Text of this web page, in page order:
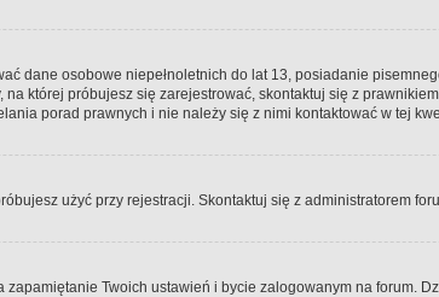
dane osobowe niepełnoletnich do lat 13, posiadanie
której próbujesz się zarejestrować, skontaktuj się z
porad prawnych i nie należy się z nimi kontaktować w tej
użyć przy rejestracji. Skontaktuj się z administratorem
Twoich ustawień i bycie zalogowanym na forum.